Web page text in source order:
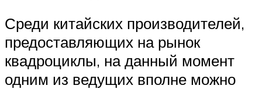
Среди китайских производителей,
предоставляющих на рынок
квадроциклы, на данный момент
одним из ведущих вполне можно